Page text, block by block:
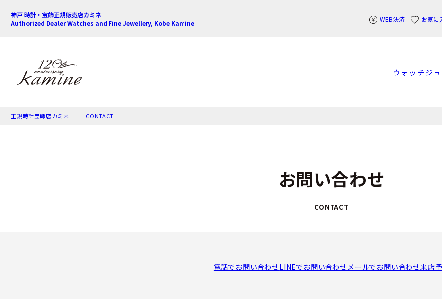
神戸 時計・宝飾正規販売店カミネ
Authorized Dealer Watches and Fine Jewellery, Kobe Kamine
WEB決済 お気に
ウォッチジ
正規時計宝飾店カミネ CONTACT
お問い合わせ
CONTACT
電話でお問い合わせLINEでお問い合わせ メールでお問い合わせ来店